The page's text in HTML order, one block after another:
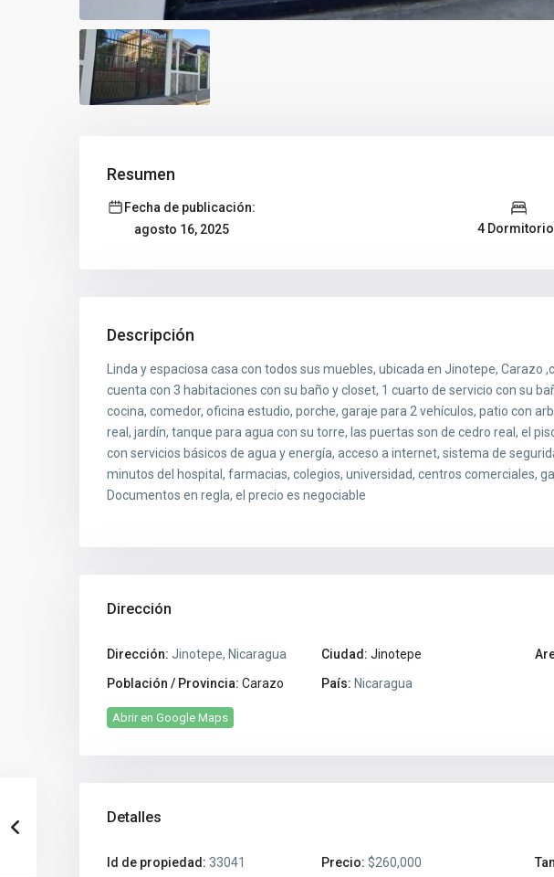
Resumen
Fecha de publicación:
agosto 16, 2025
4
Descripción
Linda y espaciosa casa con todos sus muebles, ubicada en Jinotepe, Carazo
cuenta con 3 habitaciones con su baño y closet, 1 cuarto de servicio con su
cocina, comedor, oficina estudio, porche, garaje para 2 vehículos, patio con
real, jardín, tanque para agua con su torre, las puertas son de cedro real, el
con servicios básicos de agua y energía, acceso a internet, sistema de
minutos del hospital, farmacias, colegios, universidad, centros comerciales,
Documentos en regla, el precio es negociable
Dirección
Dirección: Jinotepe, Nicaragua Ciudad: Jinotepe
Población / Provincia: Carazo País: Nicaragua
Abrir en Google Maps
Detalles
Id de propiedad: 33041 Precio: $260,000